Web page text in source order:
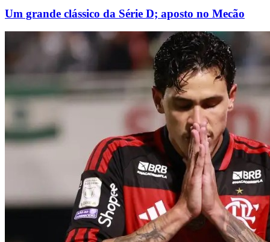
Um grande clássico da Série D; aposto no Mecão